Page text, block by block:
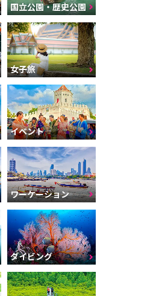
国立公園・歴史公園
女子旅
イベント
ワーケーション
ダイビング